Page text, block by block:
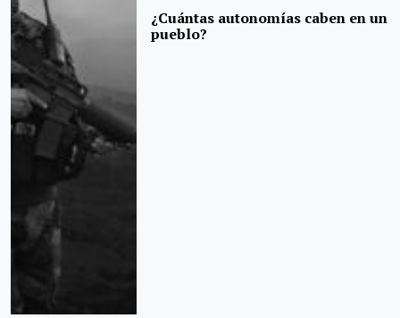
¿Cuántas autonomías caben en un
pueblo?